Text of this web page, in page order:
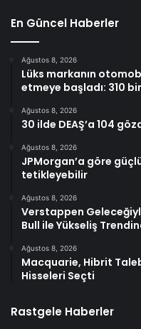
En Güncel Haberler
Ağustos 8, 2026
Lüks markanın
etmeye başladı: 310
Ağustos 8, 2026
30 ilde DEAŞ’a 104
Ağustos 8, 2026
JPMorgan’a göre
tetikleyebilir
Ağustos 8, 2026
Verstappen
Bull ile Yükseliş
Ağustos 8, 2026
Macquarie, Hibrit
Hisseleri Seçti
Rastgele Haberler